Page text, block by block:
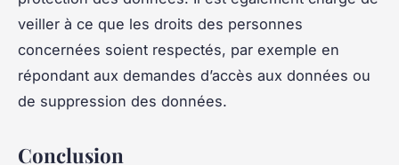
veiller à ce que les droits des personnes
concernées soient respectés, par exemple en
répondant aux demandes d’accès aux données ou
de suppression des données.
Conclusion